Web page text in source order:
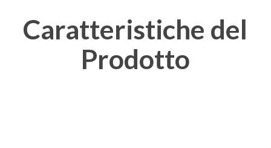
Caratteristiche del
Prodotto